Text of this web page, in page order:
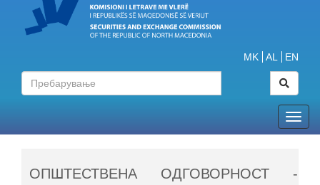
MK AL EN
ОПШТЕСТВЕНА ОДГОВОРНОСТ -